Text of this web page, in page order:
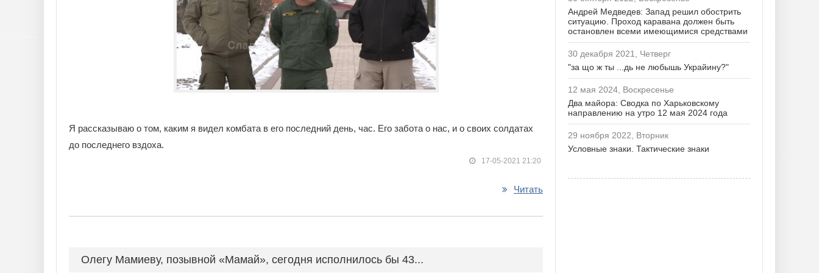
Я рассказываю о том, каким я видел комбата в его последний день, час. Его забота о нас, и о своих солдатах
до последнего вздоха.
17-05-2021 21:20
Читать
Олегу Мамиеву, позывной «Мамай», сегодня исполнилось бы 43...
Андрей Медведев: Запад решил обострить
ситуацию. Проход каравана должен быть
остановлен всеми имеющимися средствами
30 декабря 2021, Четверг
"за що ж ты ...дь не любышь Украйину?"
12 мая 2024, Воскресенье
Два майора: Сводка по Харьковскому
направлению на утро 12 мая 2024 года
29 ноября 2022, Вторник
Условные знаки. Тактические знаки